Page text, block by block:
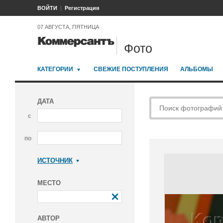
ВОЙТИ Регистрация
07 АВГУСТА, ПЯТНИЦА
Фото
КАТЕГОРИИ СВЕЖИЕ ПОСТУПЛЕНИЯ АЛЬБОМЫ
ДАТА
с
по
ИСТОЧНИК
МЕСТО
АВТОР